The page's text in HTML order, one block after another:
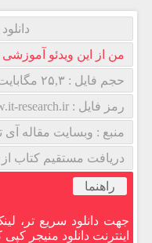
من از این ویدئو
حجم فایل : ۲۵,۳ مگابایت
رمز فایل : www.it-research.ir
منبع : وبسایت مقاله آی
دریافت مستقیم کتاب از
راهنما
جهت دانلود سریع تر،
اینترنت دانلود منیجر کپی